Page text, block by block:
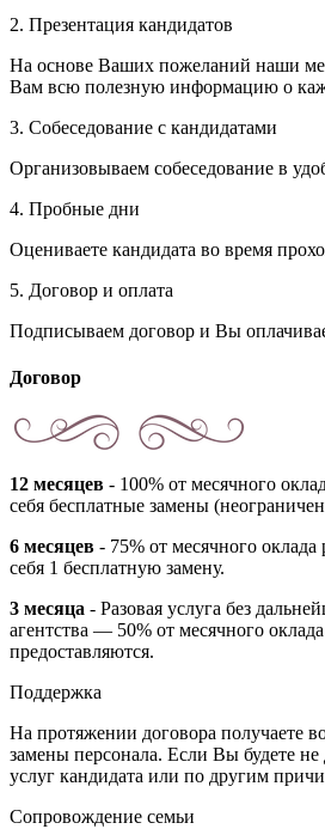
2. Презентация кандидатов
На основе Ваших пожеланий наши
Вам всю полезную информацию о
3. Собеседование с кандидатами
Организовываем собеседование в
4. Пробные дни
Оцениваете кандидата во время
5. Договор и оплата
Подписываем договор и Вы
Договор
12 месяцев - 100% от месячного
себя бесплатные замены
6 месяцев - 75% от месячного оклада
себя 1 бесплатную замену.
3 месяца - Разовая услуга без
агентства — 50% от месячного
предоставляются.
Поддержка
На протяжении договора получаете
замены персонала. Если Вы будете не
услуг кандидата или по другим
Сопровождение семьи